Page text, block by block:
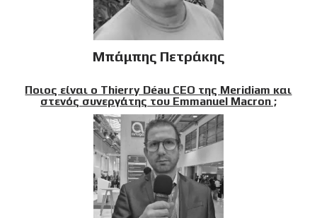
Μπάμπης Πετράκης
Ποιος είναι ο Thierry Déau CEO της Meridiam και
στενός συνεργάτης του Emmanuel Macron ;